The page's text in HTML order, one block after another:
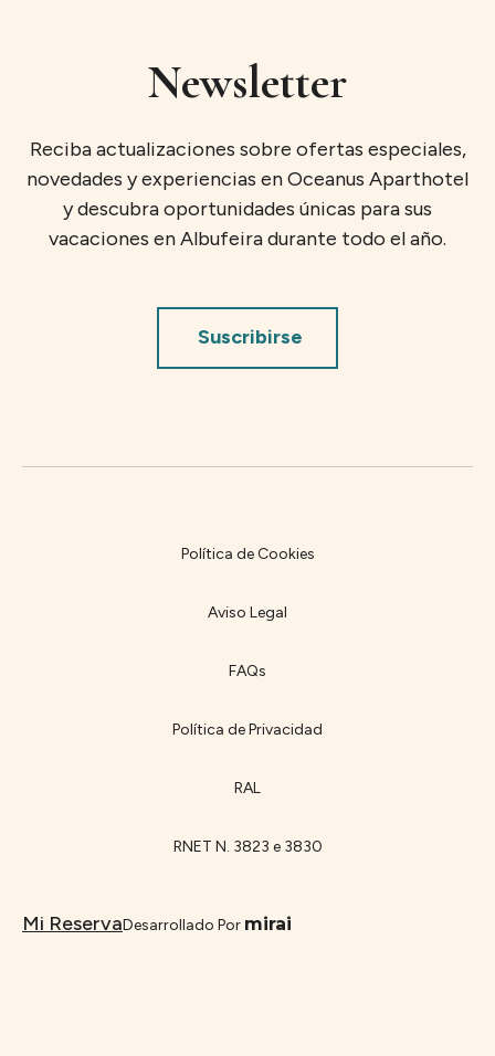
Newsletter
Reciba actualizaciones sobre ofertas especiales,
novedades y experiencias en Oceanus Aparthotel
y descubra oportunidades únicas para sus
vacaciones en Albufeira durante todo el año.
Suscribirse
Política de Cookies
Aviso Legal
FAQs
Política de Privacidad
RAL
RNET N. 3823 e 3830
Mi ReservaDesarrollado Por mirai